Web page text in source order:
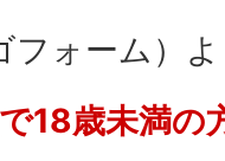
フォーム）
18歳未満の